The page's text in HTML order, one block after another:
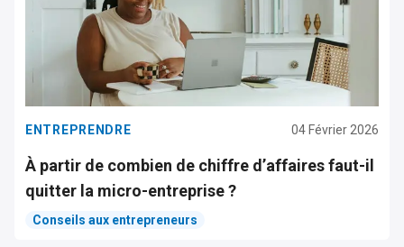
ENTREPRENDRE 04 Février 2026
À partir de combien de chiffre d’affaires faut-il
quitter la micro-entreprise ?
Conseils aux entrepreneurs